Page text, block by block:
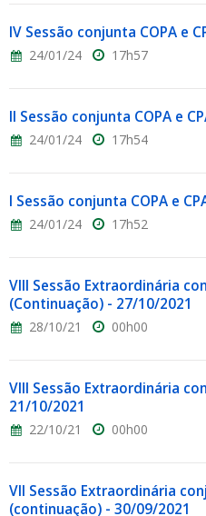
IV Sessão conjunta COPA e
24/01/24 17h57
II Sessão conjunta COPA e
24/01/24 17h54
I Sessão conjunta COPA e
24/01/24 17h52
VIII Sessão Extraordinária
(Continuação) - 27/10/2021
28/10/21 00h00
VIII Sessão Extraordinária
21/10/2021
22/10/21 00h00
VII Sessão Extraordinária
(continuação) - 30/09/2021